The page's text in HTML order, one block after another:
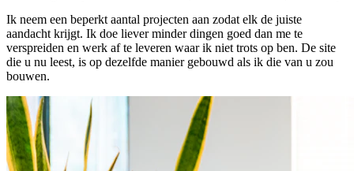
Ik neem een beperkt aantal projecten aan zodat elk de juiste
aandacht krijgt. Ik doe liever minder dingen goed dan me te
verspreiden en werk af te leveren waar ik niet trots op ben. De site
die u nu leest, is op dezelfde manier gebouwd als ik die van u zou
bouwen.